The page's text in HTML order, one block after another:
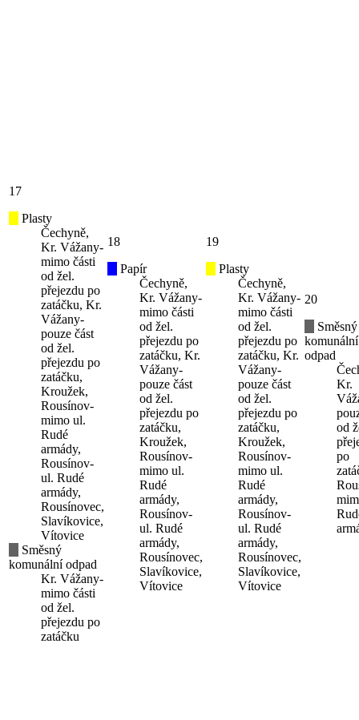
17
Plasty
Čechyně,
Kr. Vážany-
mimo části
od žel.
přejezdu po
zatáčku, Kr.
Vážany-
pouze část
od žel.
přejezdu po
zatáčku,
Kroužek,
Rousínov-
mimo ul.
Rudé
armády,
Rousínov-
ul. Rudé
armády,
Rousínovec,
Slavíkovice,
Vítovice
Směsný
komunální odpad
Kr. Vážany-
mimo části
od žel.
přejezdu po
zatáčku
18
Papír
Čechyně,
Kr. Vážany-
mimo části
od žel.
přejezdu po
zatáčku, Kr.
Vážany-
pouze část
od žel.
přejezdu po
zatáčku,
Kroužek,
Rousínov-
mimo ul.
Rudé
armády,
Rousínov-
ul. Rudé
armády,
Rousínovec,
Slavíkovice,
Vítovice
19
Plasty
Čechyně,
Kr. Vážany-
mimo části
od žel.
přejezdu po
zatáčku, Kr.
Vážany-
pouze část
od žel.
přejezdu po
zatáčku,
Kroužek,
Rousínov-
mimo ul.
Rudé
armády,
Rousínov-
ul. Rudé
armády,
Rousínovec,
Slavíkovice,
Vítovice
20
Směsný
komunální
odpad
Kr.
od
po